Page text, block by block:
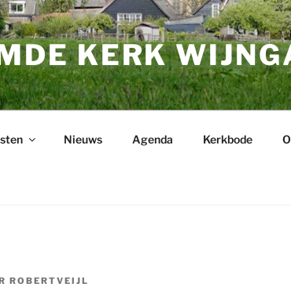
KERK
Nieuws Agenda Kerkbode
ROBERTVEIJL